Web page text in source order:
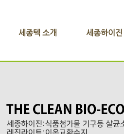
세종텍 소개 세종하이진